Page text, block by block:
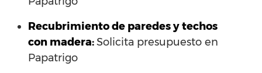
Recubrimiento de paredes y techos
con madera:Solicita presupuesto en
Papatrigo